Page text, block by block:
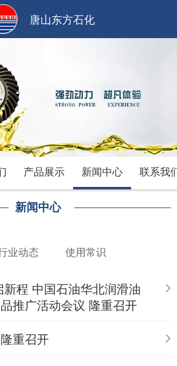
唐山东方石化
产品展示 新闻中心 联系我
新闻中心
业动态 使用常识
北润滑油
推广活动会议 隆重召开
重召开